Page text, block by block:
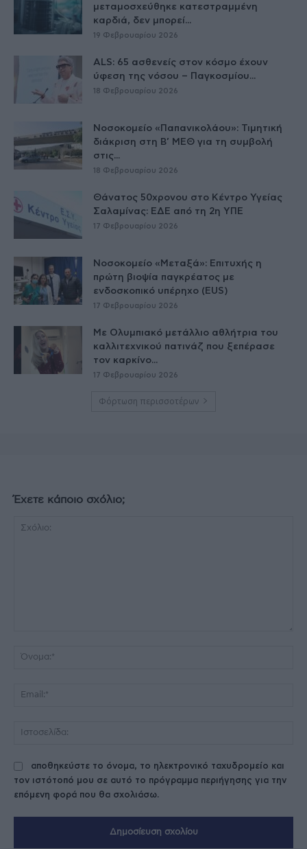
μεταμοσχεύθηκε κατεστραμμένη
καρδιά, δεν μπορεί...
19 Φεβρουαρίου 2026
ALS: 65 ασθενείς στον κόσμο έχουν
ύφεση της νόσου – Παγκοσμίου...
18 Φεβρουαρίου 2026
Νοσοκομείο «Παπανικολάου»: Τιμητική
διάκριση στη Β’ ΜΕΘ για τη συμβολή
στις...
18 Φεβρουαρίου 2026
Θάνατος 50χρονου στο Κέντρο Υγείας
Σαλαμίνας: ΕΔΕ από τη 2η ΥΠΕ
17 Φεβρουαρίου 2026
Νοσοκομείο «Μεταξά»: Επιτυχής η
πρώτη βιοψία παγκρέατος με
ενδοσκοπικό υπέρηχο (EUS)
17 Φεβρουαρίου 2026
Με Ολυμπιακό μετάλλιο αθλήτρια του
καλλιτεχνικού πατινάζ που ξεπέρασε
τον καρκίνο...
17 Φεβρουαρίου 2026
Φόρτωση περισσοτέρων
Έχετε κάποιο σχόλιο;
αποθηκεύστε το όνομα, το ηλεκτρονικό ταχυδρομείο και
τον ιστότοπό μου σε αυτό το πρόγραμμα περιήγησης για την
επόμενη φορά που θα σχολιάσω.